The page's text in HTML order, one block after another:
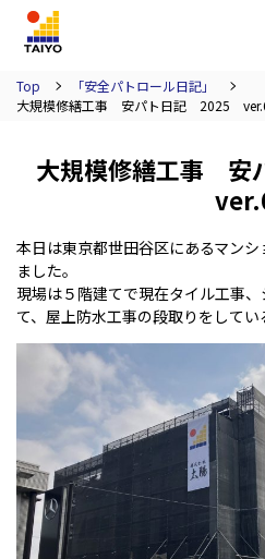
Top
「安全パトロール日記」
大規模修繕工事 安パト日記 2025
大規模修繕工事
本日は東京都世田谷区にあるマン
ました。
現場は５階建てで現在タイル工事
て、屋上防水工事の段取りをしてい